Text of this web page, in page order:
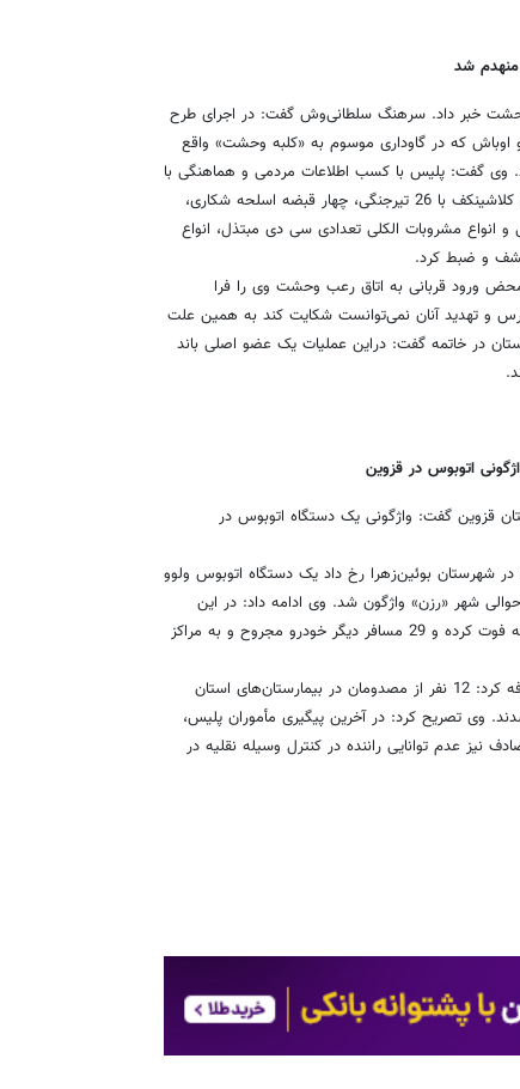
شد
وحشت خبر داد. سرهنگ سلطانی‌وش گفت: در اجرای طرح
و اوباش که در گاوداری موسوم به «کلبه وحشت» واقع
وی گفت: پلیس با کسب اطلاعات مردمی و هماهنگی با
مقام‌قضایی شبانه به این گاوداری وارد شد و یک اسلحه جنگی کلاشینکف با 26 تیرجنگی، چهار قبضه اسلحه شکاری،
انواع مشروبات الکلی تعدادی سی دی مبتذل، انواع
کشف و ضبط کرد.
ورود قربانی به اتاق رعب وحشت وی را فرا
و تهدید آنان نمی‌توانست شکایت کند به همین علت
در خاتمه گفت: دراین عملیات یک عضو اصلی باند
قزوین گفت: واژگونی یک دستگاه اتوبوس در
شهرستان بوئین‌زهرا رخ داد یک دستگاه اتوبوس ولوو
آوج به آبگرم حوالی شهر «رزن» واژگون شد. وی ادامه داد: در این
حادثه رانندگی دو نفر از مسافران اتوبوس در محل وقوع سانحه فوت کرده و 29 مسافر دیگر خودرو مجروح و به مراکز
مسئول مرکز اطلاع‌رسانی فرماندهی انتظامی استان قزوین اضافه کرد: 12 نفر از مصدومان در بیمارستان‌های استان
وی تصریح کرد: در آخرین پیگیری مأموران پلیس،
عدم توانایی راننده در کنترل وسیله نقلیه در